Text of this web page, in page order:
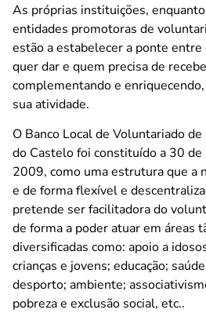
As próprias instituições, enquanto
entidades promotoras de
estão a estabelecer a ponte entre
quer dar e quem precisa de
complementando e
sua atividade.
O Banco Local de Voluntariado de
do Castelo foi constituído a 30 de
2009, como uma estrutura que a
e de forma flexível e
pretende ser facilitadora do
de forma a poder atuar em áreas
diversificadas como: apoio a
crianças e jovens; educação;
desporto; ambiente;
pobreza e exclusão social, etc..